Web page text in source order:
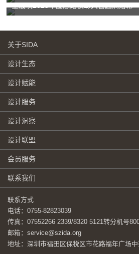
关于SIDA
设计生态
设计赋能
设计服务
设计洞察
设计联盟
会员服务
联系我们
联系方式
电话：0755-82823039
传真：07552266 2339/8320 5121转分机号
邮箱：service@szida.org
地址：深圳市福田区保税区市花路福年广场